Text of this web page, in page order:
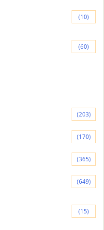
(10)
(60)
(203)
(170)
(365)
(649)
(15)